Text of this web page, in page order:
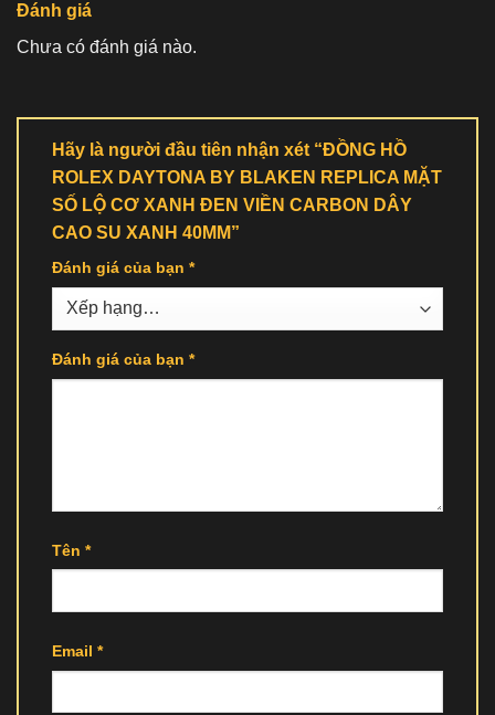
Đánh giá
Chưa có đánh giá nào.
Hãy là người đầu tiên nhận xét “ĐỒNG HỒ
ROLEX DAYTONA BY BLAKEN REPLICA MẶT
SỐ LỘ CƠ XANH ĐEN VIỀN CARBON DÂY
CAO SU XANH 40MM”
Đánh giá của bạn *
Đánh giá của bạn *
Tên *
Email *